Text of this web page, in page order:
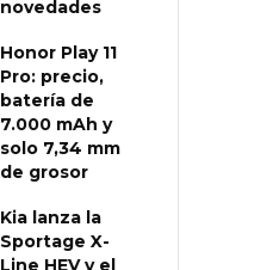
novedades
Honor Play 11
Pro: precio,
batería de
7.000 mAh y
solo 7,34 mm
de grosor
Kia lanza la
Sportage X-
Line HEV y el